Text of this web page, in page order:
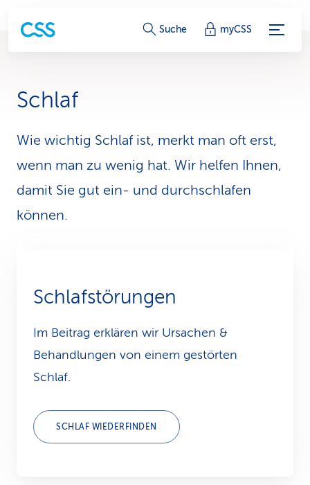
S
i
c
e
n
k
s
Suche myCSS
Schlaf
Wie wichtig Schlaf ist, merkt man oft erst,
wenn man zu wenig hat. Wir helfen Ihnen,
damit Sie gut ein- und durchschlafen
können.
Schlafstörungen
Im Beitrag erklären wir Ursachen &
Behandlungen von einem gestörten
Schlaf.
SCHLAF WIEDERFINDEN